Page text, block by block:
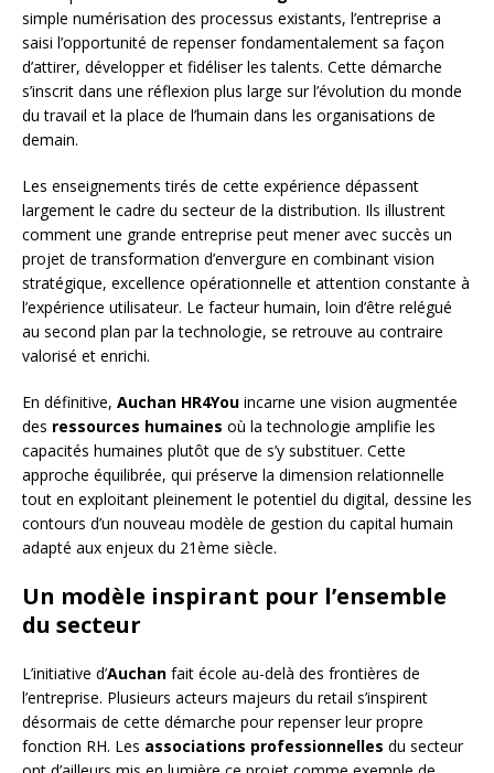
simple numérisation des processus existants, l’entreprise a
saisi l’opportunité de repenser fondamentalement sa façon
d’attirer, développer et fidéliser les talents. Cette démarche
s’inscrit dans une réflexion plus large sur l’évolution du monde
du travail et la place de l’humain dans les organisations de
demain.
Les enseignements tirés de cette expérience dépassent
largement le cadre du secteur de la distribution. Ils illustrent
comment une grande entreprise peut mener avec succès un
projet de transformation d’envergure en combinant vision
stratégique, excellence opérationnelle et attention constante à
l’expérience utilisateur. Le facteur humain, loin d’être relégué
au second plan par la technologie, se retrouve au contraire
valorisé et enrichi.
En définitive, Auchan HR4You incarne une vision augmentée
des ressources humaines où la technologie amplifie les
capacités humaines plutôt que de s’y substituer. Cette
approche équilibrée, qui préserve la dimension relationnelle
tout en exploitant pleinement le potentiel du digital, dessine les
contours d’un nouveau modèle de gestion du capital humain
adapté aux enjeux du 21ème siècle.
Un modèle inspirant pour l’ensemble
du secteur
L’initiative d’Auchan fait école au-delà des frontières de
l’entreprise. Plusieurs acteurs majeurs du retail s’inspirent
désormais de cette démarche pour repenser leur propre
fonction RH. Les associations professionnelles du secteur